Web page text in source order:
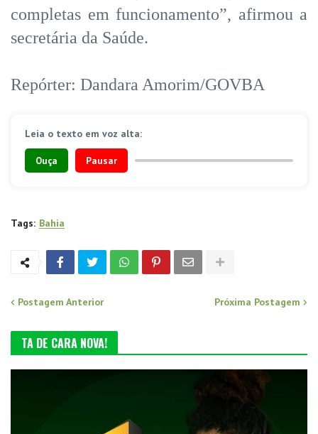
completas em funcionamento”, afirmou a
secretária da Saúde.
Repórter: Dandara Amorim/GOVBA
Leia o texto em voz alta:
Ouça Pausar
Tags: Bahia
Postagem Anterior Próxima Postagem
TA DE CARA NOVA!